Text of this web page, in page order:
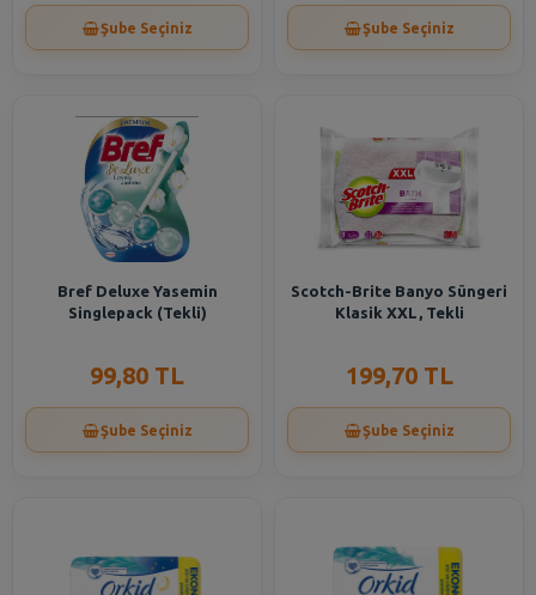
Şube Seçiniz Şube Seçiniz
Bref Deluxe Yasemin
Singlepack (Tekli)
99,80 TL
Şube Seçiniz
Scotch-Brite Banyo Süngeri
Klasik XXL, Tekli
199,70 TL
Şube Seçiniz